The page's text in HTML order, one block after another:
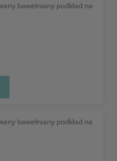
bawełniany podkład na
bawełniany podkład na